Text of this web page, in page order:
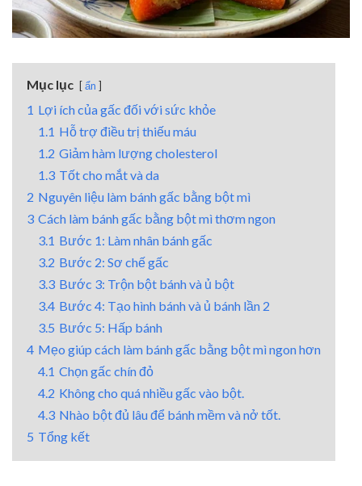
Mục lục ẩn
1 Lợi ích của gấc đối với sức khỏe
1.1 Hỗ trợ điều trị thiếu máu
1.2 Giảm hàm lượng cholesterol
1.3 Tốt cho mắt và da
2 Nguyên liệu làm bánh gấc bằng bột mì
3 Cách làm bánh gấc bằng bột mì thơm ngon
3.1 Bước 1: Làm nhân bánh gấc
3.2 Bước 2: Sơ chế gấc
3.3 Bước 3: Trộn bột bánh và ủ bột
3.4 Bước 4: Tạo hình bánh và ủ bánh lần 2
3.5 Bước 5: Hấp bánh
4 Mẹo giúp cách làm bánh gấc bằng bột mì ngon hơn
4.1 Chọn gấc chín đỏ
4.2 Không cho quá nhiều gấc vào bột.
4.3 Nhào bột đủ lâu để bánh mềm và nở tốt.
5 Tổng kết